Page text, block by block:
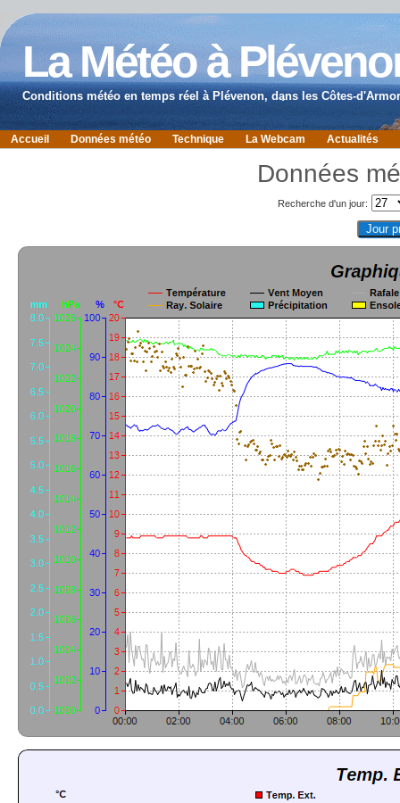
La Météo à
Conditions météo en temps réel à Plévenon, dans les Côtes-
Accueil Données météo Technique La Webcam Actualités
Données
Recherche d'un jour: